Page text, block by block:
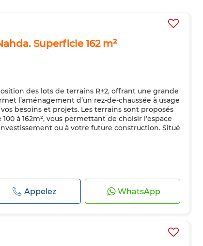
Superficie 162 m²
des lots de terrains R+2, offrant une grande
l’aménagement d’un rez-de-chaussée à usage
besoins et projets. Les terrains sont proposés
à 162m², vous permettant de choisir l’espace
ou à votre future construction. Situé
Appelez WhatsApp